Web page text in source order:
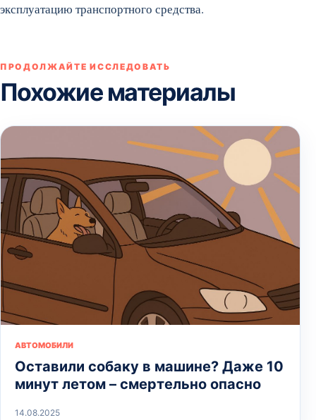
эксплуатацию транспортного средства.
ПРОДОЛЖАЙТЕ ИССЛЕДОВАТЬ
Похожие материалы
АВТОМОБИЛИ
Оставили собаку в машине? Даже 10
минут летом – смертельно опасно
14.08.2025